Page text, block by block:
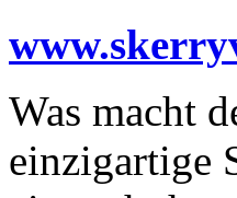
Was macht
einzigartige